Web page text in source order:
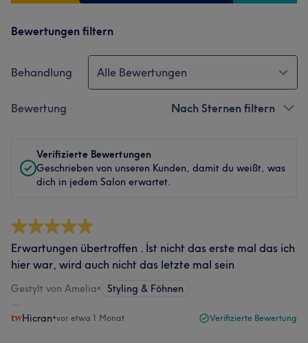
Bewertungen filtern
Behandlung Alle Bewertungen
Bewertung Nach Sternen filtern
Verifizierte Bewertungen
Geschrieben von unseren Kunden, damit du weißt, was
dich in jedem Salon erwartet.
Erwartungen übertroffen . İst nicht das erste mal das ich
hier war, wird auch nicht das letzte mal sein
Gestylt von Amelia• Styling & Föhnen
Hicran•vor etwa 1 Monat Verifizierte Bewertung